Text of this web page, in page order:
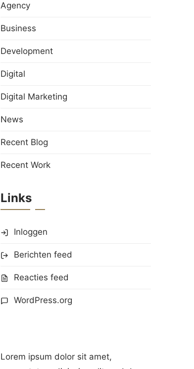
Agency
Business
Development
Digital
Digital Marketing
News
Recent Blog
Recent Work
Links
Inloggen
Berichten feed
Reacties feed
WordPress.org
Lorem ipsum dolor sit amet,